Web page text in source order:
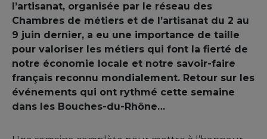
l’artisanat, organisée par le réseau des
Chambres de métiers et de l’artisanat du 2 au
9 juin dernier, a eu une importance de taille
pour valoriser les métiers qui font la fierté de
notre économie locale et notre savoir-faire
français reconnu mondialement. Retour sur les
événements qui ont rythmé cette semaine
dans les Bouches-du-Rhône…